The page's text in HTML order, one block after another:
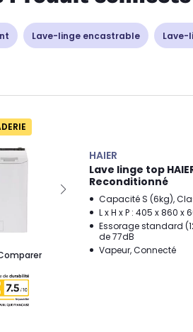
Lave-linge encastrable Lave-
HAIER
Lave linge top
Reconditionné
Capacité S (6kg),
L x H x P : 405 x 860 x
Essorage standard
de 77dB
Vapeur, Connecté